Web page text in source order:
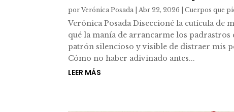
porVerónica Posada Abr 22, 2026 |Cuerpos que
Verónica Posada Diseccioné la cutícula de
qué la manía de arrancarme los padrastros
patrón silencioso y visible de distraer mis
Cómo no haber adivinado antes...
LEER MÁS